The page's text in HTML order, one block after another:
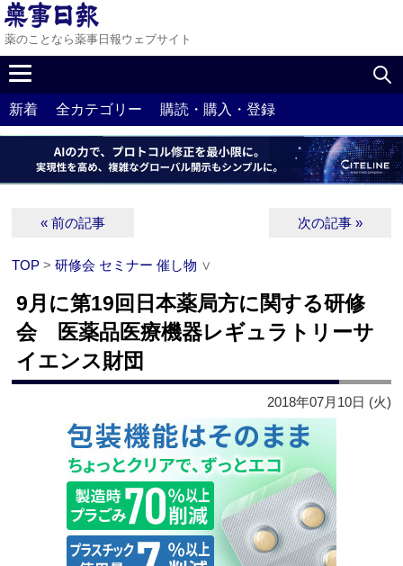
薬のことなら薬事日報ウェブサイト
新着 全カテゴリー 購読・購入・登録
« 前の記事 次の記事 »
TOP >研修会 セミナー 催し物 ∨
9月に第19回日本薬局方に関する研修
会 医薬品医療機器レギュラトリーサ
イエンス財団
2018年07月10日 (火)